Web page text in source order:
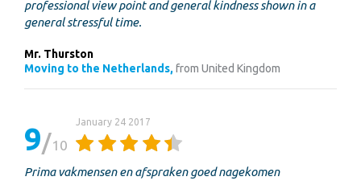
professional view point and general kindness shown in a
general stressful time.
Mr. Thurston
Moving to the Netherlands,from United Kingdom
9 10
January 24 2017
Prima vakmensen en afspraken goed nagekomen